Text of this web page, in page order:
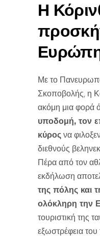
Η
Με το
Σκοποβολής, η
ακόμη μια φορά
υποδομή, τον
κύρος να
διεθνούς
Πέρα από τον
εκδήλωση
της πόλης και
ολόκληρη την
τουριστική της
εξωστρέφεια του